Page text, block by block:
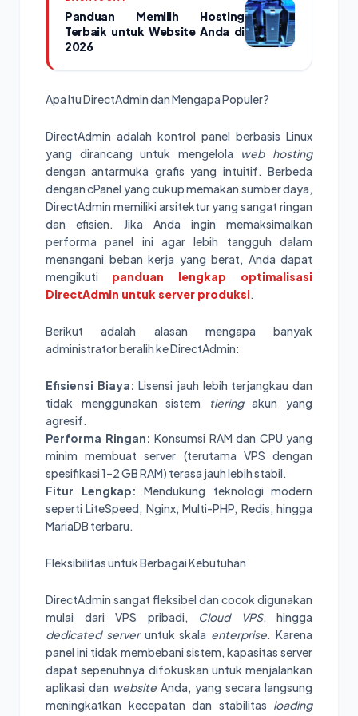
Panduan Memilih Hosting
Terbaik untuk Website Anda di
2026
Apa Itu DirectAdmin dan Mengapa Populer?
DirectAdmin adalah kontrol panel berbasis Linux
yang dirancang untuk mengelola web hosting
dengan antarmuka grafis yang intuitif. Berbeda
dengan cPanel yang cukup memakan sumber daya,
DirectAdmin memiliki arsitektur yang sangat ringan
dan efisien. Jika Anda ingin memaksimalkan
performa panel ini agar lebih tangguh dalam
menangani beban kerja yang berat, Anda dapat
mengikuti panduan lengkap optimalisasi
DirectAdmin untuk server produksi.
Berikut adalah alasan mengapa banyak
administrator beralih ke DirectAdmin:
Efisiensi Biaya: Lisensi jauh lebih terjangkau dan
tidak menggunakan sistem
tieringakun yang
agresif.
Performa Ringan: Konsumsi RAM dan CPU yang
minim membuat server (terutama VPS dengan
spesifikasi 1–2 GB RAM) terasa jauh lebih stabil.
Fitur Lengkap: Mendukung teknologi modern
seperti LiteSpeed, Nginx, Multi-PHP, Redis, hingga
MariaDB terbaru.
Fleksibilitas untuk Berbagai Kebutuhan
DirectAdmin sangat fleksibel dan cocok digunakan
mulai dari VPS pribadi,
Cloud VPS, hingga
dedicated serveruntuk skala enterprise. Karena
panel ini tidak membebani sistem, kapasitas server
dapat sepenuhnya difokuskan untuk menjalankan
aplikasi dan website Anda, yang secara langsung
meningkatkan kecepatan dan stabilitas loading